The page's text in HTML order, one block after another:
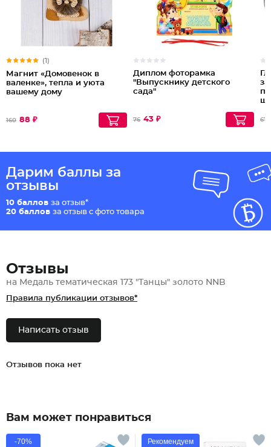
(1)
Магнит «Домовенок в
валенке», тепла и уюта
вашему дому
160 88 ₽
Диплом фоторамка
"Выпускнику детского
сада"
76 43 ₽ 67
Дарим баллы за
отзывы
10 баллов за отзыв*
20 баллов за отзыв с фото товара
Отзывы
на Медаль тематическая 173 "Танцы" золото NNB
Правила публикации отзывов*
Написать отзыв
Отзывов пока нет
Вам может понравиться
-70% Рекомендуем